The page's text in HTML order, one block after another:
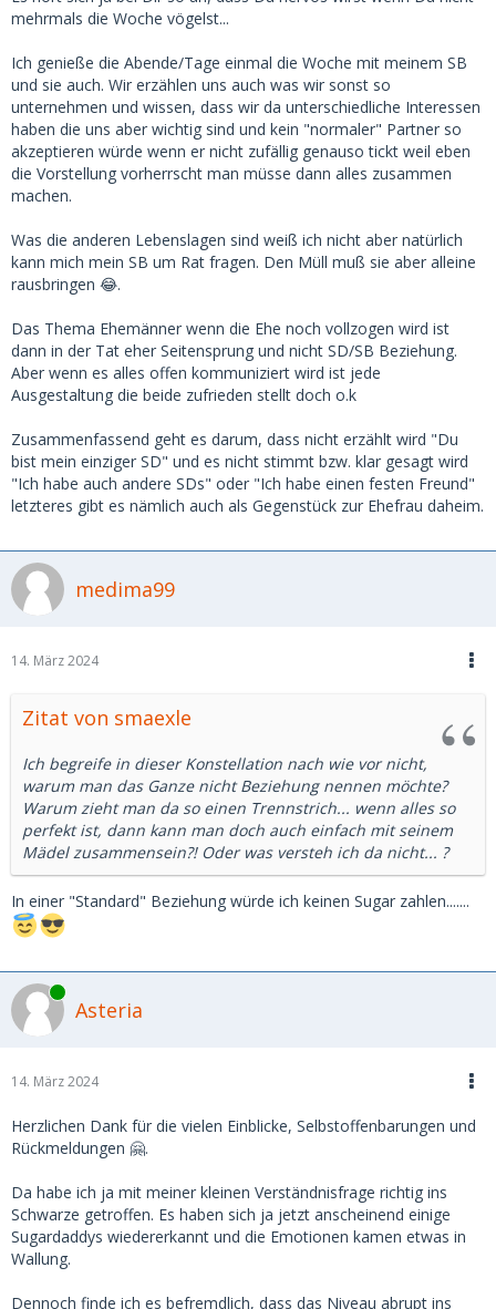
mehrmals die Woche vögelst...
Ich genieße die Abende/Tage einmal die Woche mit meinem SB
und sie auch. Wir erzählen uns auch was wir sonst so
unternehmen und wissen, dass wir da unterschiedliche Interessen
haben die uns aber wichtig sind und kein "normaler" Partner so
akzeptieren würde wenn er nicht zufällig genauso tickt weil eben
die Vorstellung vorherrscht man müsse dann alles zusammen
machen.
Was die anderen Lebenslagen sind weiß ich nicht aber natürlich
kann mich mein SB um Rat fragen. Den Müll muß sie aber alleine
rausbringen 😂.
Das Thema Ehemänner wenn die Ehe noch vollzogen wird ist
dann in der Tat eher Seitensprung und nicht SD/SB Beziehung.
Aber wenn es alles offen kommuniziert wird ist jede
Ausgestaltung die beide zufrieden stellt doch o.k
Zusammenfassend geht es darum, dass nicht erzählt wird "Du
bist mein einziger SD" und es nicht stimmt bzw. klar gesagt wird
"Ich habe auch andere SDs" oder "Ich habe einen festen Freund"
letzteres gibt es nämlich auch als Gegenstück zur Ehefrau daheim.
medima99
14. März 2024
Zitat von smaexle
Ich begreife in dieser Konstellation nach wie vor nicht,
warum man das Ganze nicht Beziehung nennen möchte?
Warum zieht man da so einen Trennstrich... wenn alles so
perfekt ist, dann kann man doch auch einfach mit seinem
Mädel zusammensein?! Oder was versteh ich da nicht... ?
In einer "Standard" Beziehung würde ich keinen Sugar zahlen.......
Online
Asteria
14. März 2024
Herzlichen Dank für die vielen Einblicke, Selbstoffenbarungen und
Rückmeldungen 🤗.
Da habe ich ja mit meiner kleinen Verständnisfrage richtig ins
Schwarze getroffen. Es haben sich ja jetzt anscheinend einige
Sugardaddys wiedererkannt und die Emotionen kamen etwas in
Wallung.
Dennoch finde ich es befremdlich, dass das Niveau abrupt ins